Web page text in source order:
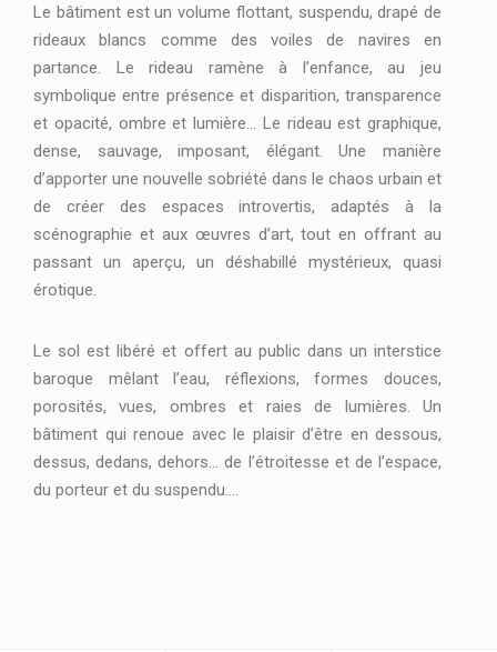
Le bâtiment est un volume flottant, suspendu, drapé de
rideaux blancs comme des voiles de navires en
partance. Le rideau ramène à l’enfance, au jeu
symbolique entre présence et disparition, transparence
et opacité, ombre et lumière… Le rideau est graphique,
dense, sauvage, imposant, élégant. Une manière
d’apporter une nouvelle sobriété dans le chaos urbain et
de créer des espaces introvertis, adaptés à la
scénographie et aux œuvres d’art, tout en offrant au
passant un aperçu, un déshabillé mystérieux, quasi
érotique.
Le sol est libéré et offert au public dans un interstice
baroque mêlant l’eau, réflexions, formes douces,
porosités, vues, ombres et raies de lumières. Un
bâtiment qui renoue avec le plaisir d’être en dessous,
dessus, dedans, dehors… de l’étroitesse et de l’espace,
du porteur et du suspendu….